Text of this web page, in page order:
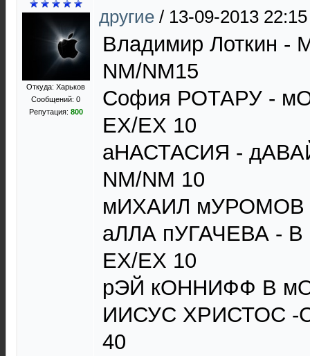
Откуда: Харьков
Сообщений: 0
Репутация: 800
другие / 13-09-2013 22:15
Владимир Лоткин -
NM/NM15
София РОТАРУ -
EX/EX 10
аНАСТАСИЯ -
NM/NM 10
мИХАИЛ мУРОМОВ
аЛЛА пУГАЧЕВА -
EX/EX 10
рЭЙ кОННИФФ В
ИИСУС ХРИСТОС -
40